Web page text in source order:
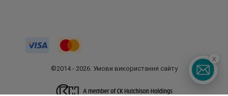
©2014 - 2026. Умови використання сайту
x